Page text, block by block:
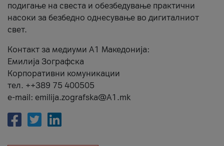
подигање на свеста и обезбедување практични
насоки за безбедно однесување во дигиталниот
свет.
Контакт за медиуми А1 Македонија:
Емилија Зографска
Корпоративни комуникации
тел. ++389 75 400505
e-mail: emilija.zografska@A1.mk